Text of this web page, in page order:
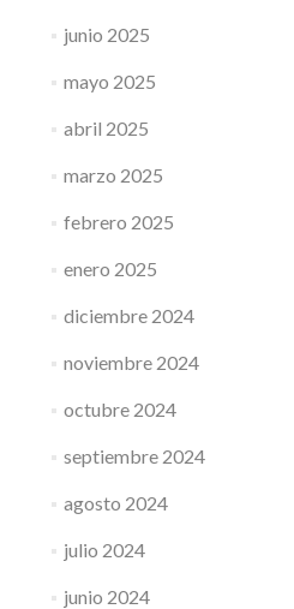
junio 2025
mayo 2025
abril 2025
marzo 2025
febrero 2025
enero 2025
diciembre 2024
noviembre 2024
octubre 2024
septiembre 2024
agosto 2024
julio 2024
junio 2024